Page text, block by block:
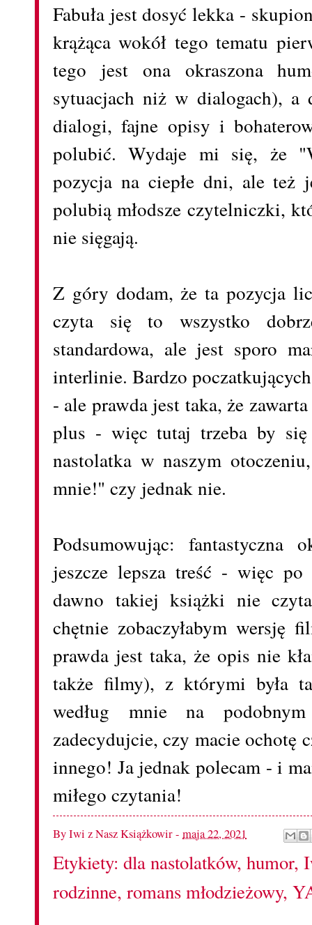
Fabuła jest dosyć lekka -
krążąca wokół tego tematu
tego jest ona okraszona
sytuacjach niż w dialogach),
dialogi, fajne opisy i
polubić. Wydaje mi się, że
pozycja na ciepłe dni, ale też
polubią młodsze czytelniczki,
nie sięgają.
Z góry dodam, że ta pozycja
czyta się to wszystko
standardowa, ale jest sporo
interlinie. Bardzo
- ale prawda jest taka, że
plus - więc tutaj trzeba by się
nastolatka w naszym
mnie!" czy jednak nie.
Podsumowując: fantastyczna
jeszcze lepsza treść - więc
dawno takiej książki nie
chętnie zobaczyłabym wersję
prawda jest taka, że opis nie
także filmy), z którymi była
według mnie na
zadecydujcie, czy macie ochotę
innego! Ja jednak polecam - i
miłego czytania!
ByIwi z Nasz Książkowir- maja 22, 2021
Etykiety: dla nastolatków, humor,
rodzinne, romans młodzieżowy,